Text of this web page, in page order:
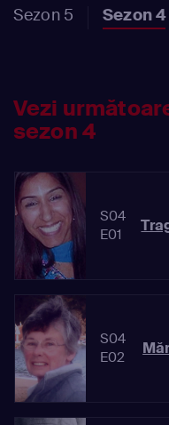
Sezon 5 Sezon 4
Vezi
sezon 4
S04
E01
S04
E02